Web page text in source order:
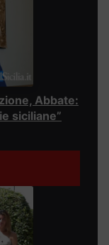
Abbate:
siciliane”